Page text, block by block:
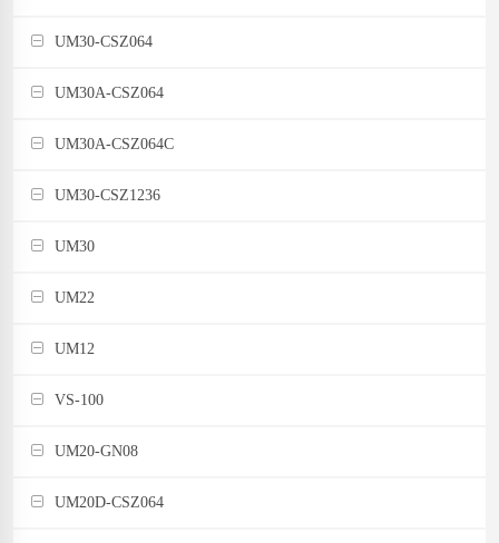
UM30-CSZ064
UM30A-CSZ064
UM30A-CSZ064C
UM30-CSZ1236
UM30
UM22
UM12
VS-100
UM20-GN08
UM20D-CSZ064